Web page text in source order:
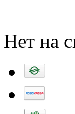
Нет на